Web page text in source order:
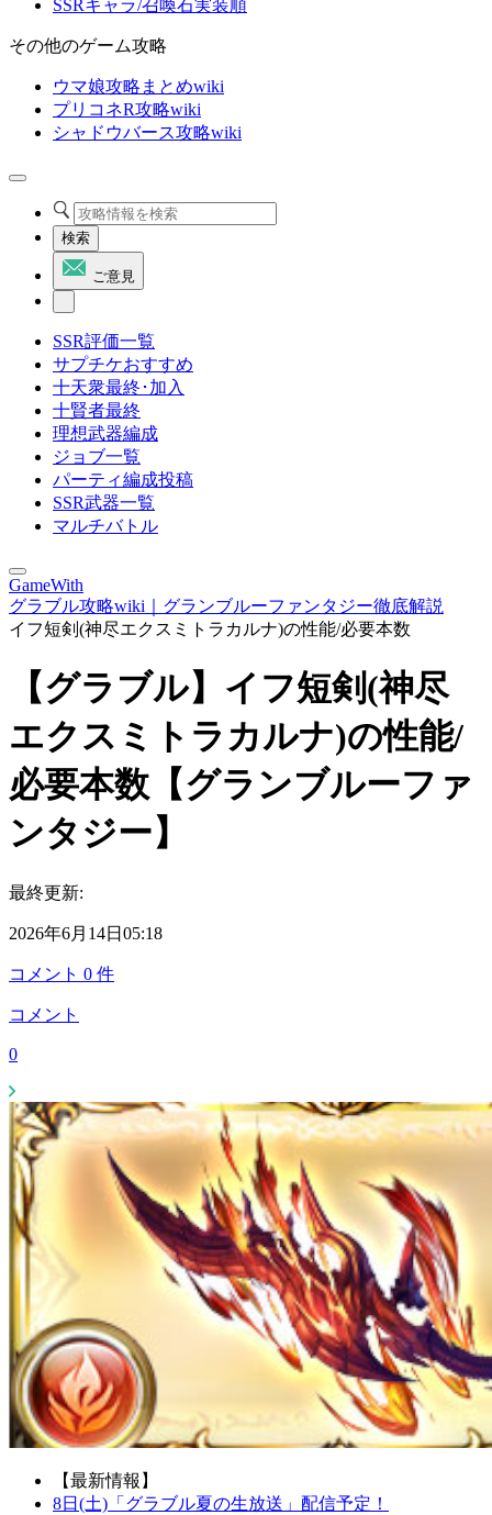
SSRキャラ/召喚石実装順
その他のゲーム攻略
ウマ娘攻略まとめwiki
プリコネR攻略wiki
シャドウバース攻略wiki
検索
ご意見
SSR評価一覧
サプチケおすすめ
十天衆最終･加入
十賢者最終
理想武器編成
ジョブ一覧
パーティ編成投稿
SSR武器一覧
マルチバトル
GameWith
グラブル攻略wiki｜グランブルーファンタジー徹底解説
イフ短剣(神尽エクスミトラカルナ)の性能/必要本数
【グラブル】イフ短剣(神尽
エクスミトラカルナ)の性能/
必要本数【グランブルーファ
ンタジー】
最終更新:
2026年6月14日05:18
コメント 0 件
コメント
0
【最新情報】
8日(土)「グラブル夏の生放送」配信予定！